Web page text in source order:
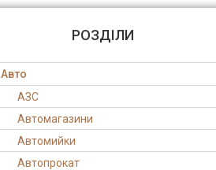
РОЗДІЛИ
Авто
АЗС
Автомагазини
Автомийки
Автопрокат